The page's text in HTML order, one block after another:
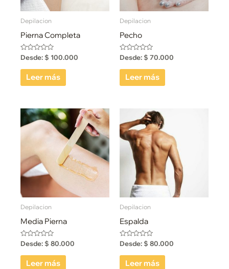
Depilacion
Pierna Completa
Valorado
con
0
de
Desde: $ 100.000
Leer más
Depilacion
Pecho
Valorado
con
0
de
Desde: $ 70.000
Leer más
Depilacion
Media Pierna
Valorado
con
0
de
Desde: $ 80.000
Leer más
Depilacion
Espalda
Valorado
con
0
de
Desde: $ 80.000
Leer más